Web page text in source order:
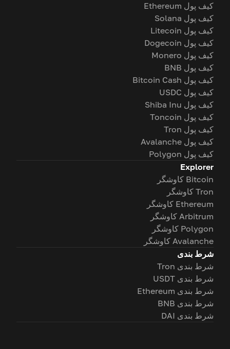
کیف پول Ethereum
کیف پول Solana
کیف پول Litecoin
کیف پول Dogecoin
کیف پول Monero
کیف پول BNB
کیف پول Bitcoin Cash
کیف پول USDC
کیف پول Shiba Inu
کیف پول Toncoin
کیف پول Tron
کیف پول Avalanche
کیف پول Polygon
Explorer
Bitcoin کاوشگر
Tron کاوشگر
Ethereum کاوشگر
Arbitrum کاوشگر
Polygon کاوشگر
Avalanche کاوشگر
شرط بندی
شرط بندی Tron
شرط بندی USDT
شرط بندی Ethereum
شرط بندی BNB
شرط بندی DAI